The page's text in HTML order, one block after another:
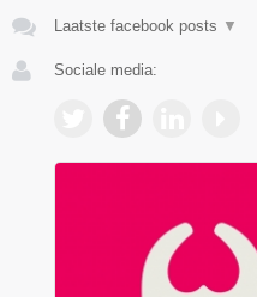
Laatste facebook posts ▼
Sociale media: